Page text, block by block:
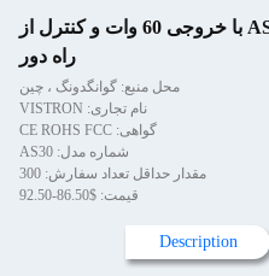
اسپیکر قفسه کتاب بلوتوث AS30 با خروجی 60 وات و کنترل از
راه دور
محل منبع: گوانگدونگ ، چین
نام تجاری: VISTRON
گواهی: CE ROHS FCC
شماره مدل: AS30
مقدار حداقل تعداد سفارش: 300
قیمت: $86.50-92.50
Description